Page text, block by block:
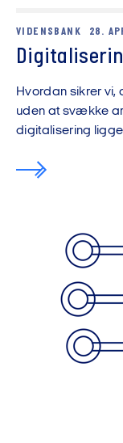
VIDENSBANK 28.
Hvordan sikrer vi,
uden at svække
digitalisering